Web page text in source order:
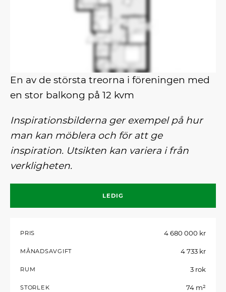
En av de största treorna i föreningen med
en stor balkong på 12 kvm
Inspirationsbilderna ger exempel på hur
man kan möblera och för att ge
inspiration. Utsikten kan variera i från
verkligheten.
LEDIG
PRIS 4 680 000 kr
MÅNADSAVGIFT 4 733 kr
RUM 3 rok
STORLEK 74 m²